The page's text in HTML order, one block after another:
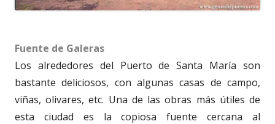
Fuente de Galeras
Los alrededores del Puerto de Santa María son
bastante deliciosos, con algunas casas de campo,
viñas, olivares, etc. Una de las obras más útiles de
esta ciudad es la copiosa fuente cercana al